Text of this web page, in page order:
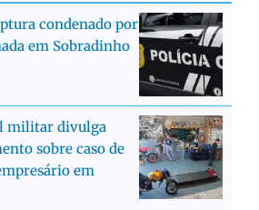
condenado por
em Sobradinho
militar divulga
sobre caso de
em